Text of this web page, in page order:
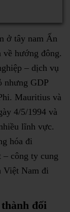
ở tây nam Ấn
về hướng đông.
– dịch vụ
nhưng GDP
Mauritius và
4/5/1994 và
lĩnh vực.
hóa đi
công ty cung
Việt Nam đi
đối